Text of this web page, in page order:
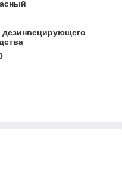
дезинвецирующего